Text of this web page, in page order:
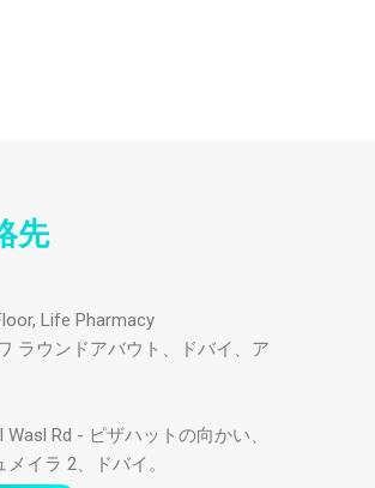
先
Life Pharmacy
ラウンドアバウト、ドバイ、ア
Rd - ピザハットの向かい、
イラ 2、ドバイ。